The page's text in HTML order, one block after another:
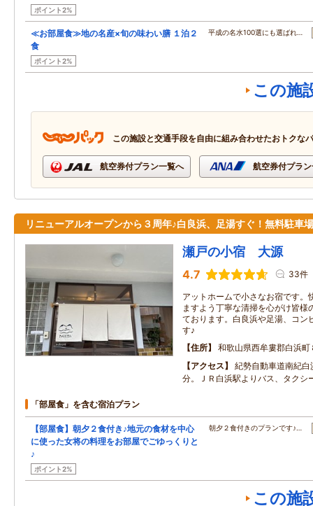
ポイント2%
≪お部屋食≫地の名産×旬の味わい膳 １泊２
食
ポイント2%
平成の名水100選にも選ばれ…
この施
この施設と交通手段を自由に組み合わせたおトクな
航空券付プラン一覧へ 航空券付プラ
リニューアルオープンから３周年♪白良浜、足湯すぐ！無料駐車場
瀬戸の小宿 大源
4.7 33件
アットホームで小さなお宿です。
ますよう丁寧な清掃を心がけ皆様
ております。白良浜や足湯、コン
す♪
住所
和歌山県西牟婁郡白浜町
アクセス
紀勢自動車道南紀白
分。ＪＲ白浜駅よりバス、タクシ
「部屋食」を含む宿泊プラン
【部屋食】朝夕２食付き♪地元の食材を中心
に使った女将の料理をお部屋でごゆっくりと
♪
ポイント2%
朝夕２食付きのプランです♪…
この施